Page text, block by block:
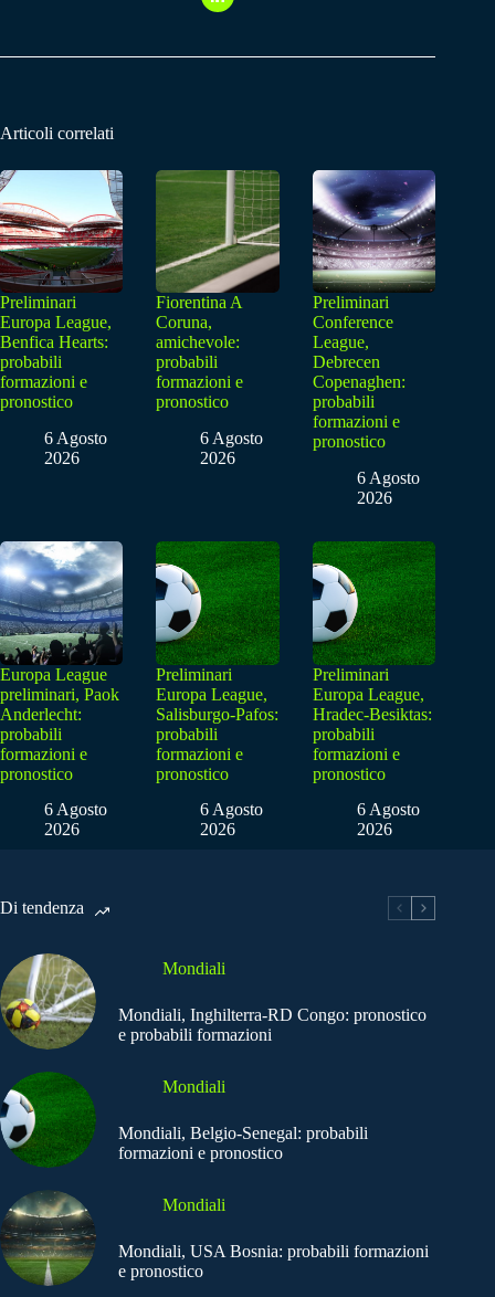
Articoli correlati
Preliminari
Europa League,
Benfica Hearts:
probabili
formazioni e
pronostico
6 Agosto
2026
Fiorentina A
Coruna,
amichevole:
probabili
formazioni e
pronostico
6 Agosto
2026
Preliminari
Conference
League,
Debrecen
Copenaghen:
probabili
formazioni e
pronostico
6 Agosto
2026
Europa League
preliminari, Paok
Anderlecht:
probabili
formazioni e
pronostico
6 Agosto
2026
Preliminari
Europa League,
Salisburgo-Pafos:
probabili
formazioni e
pronostico
6 Agosto
2026
Preliminari
Europa League,
Hradec-Besiktas:
probabili
formazioni e
pronostico
6 Agosto
2026
Di tendenza
Mondiali
Mondiali, Inghilterra-RD Congo: pronostico
e probabili formazioni
Mondiali
Mondiali, Belgio-Senegal: probabili
formazioni e pronostico
Mondiali
Mondiali, USA Bosnia: probabili formazioni
e pronostico